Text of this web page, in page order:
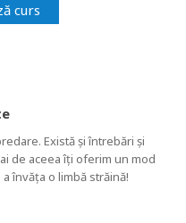
curs
Există și întrebări și
de aceea îți oferim un mod
învăța o limbă străină!